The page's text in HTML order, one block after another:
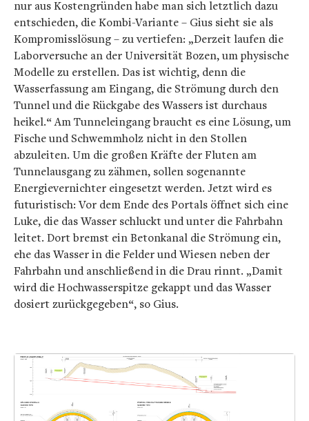
nur aus Kostengründen habe man sich letztlich dazu
entschieden, die Kombi-Variante – Gius sieht sie als
Kompromisslösung – zu vertiefen: „Derzeit laufen die
Laborversuche an der Universität Bozen, um physische
Modelle zu erstellen. Das ist wichtig, denn die
Wasserfassung am Eingang, die Strömung durch den
Tunnel und die Rückgabe des Wassers ist durchaus
heikel.“ Am Tunneleingang braucht es eine Lösung, um
Fische und Schwemmholz nicht in den Stollen
abzuleiten. Um die großen Kräfte der Fluten am
Tunnelausgang zu zähmen, sollen sogenannte
Energievernichter eingesetzt werden. Jetzt wird es
futuristisch: Vor dem Ende des Portals öffnet sich eine
Luke, die das Wasser schluckt und unter die Fahrbahn
leitet. Dort bremst ein Betonkanal die Strömung ein,
ehe das Wasser in die Felder und Wiesen neben der
Fahrbahn und anschließend in die Drau rinnt. „Damit
wird die Hochwasserspitze gekappt und das Wasser
dosiert zurückgegeben“, so Gius.